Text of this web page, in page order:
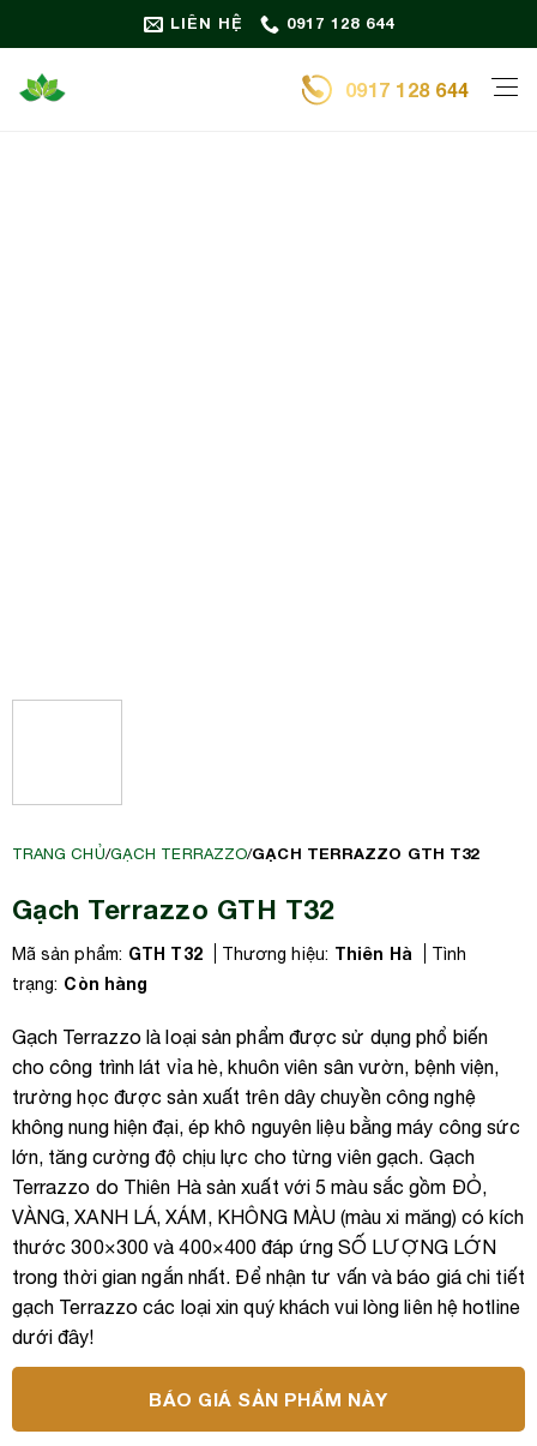
qua
dung
LIÊN HỆ 0917 128 644
0917 128 644
TRANG CHỦ/GẠCH TERRAZZO/GẠCH TERRAZZO GTH T32
Gạch Terrazzo GTH T32
Mã sản phẩm: GTH T32 Thương hiệu: Thiên Hà
Tình
trạng: Còn hàng
Gạch Terrazzo là loại sản phẩm được sử dụng phổ biến
cho công trình lát vỉa hè, khuôn viên sân vườn, bệnh viện,
trường học được sản xuất trên dây chuyền công nghệ
không nung hiện đại, ép khô nguyên liệu bằng máy công sức
lớn, tăng cường độ chịu lực cho từng viên gạch. Gạch
Terrazzo do Thiên Hà sản xuất với 5 màu sắc gồm ĐỎ,
VÀNG, XANH LÁ, XÁM, KHÔNG MÀU (màu xi măng) có kích
thước 300×300 và 400×400 đáp ứng SỐ LƯỢNG LỚN
trong thời gian ngắn nhất. Để nhận tư vấn và báo giá chi tiết
gạch Terrazzo các loại xin quý khách vui lòng liên hệ hotline
dưới đây!
BÁO GIÁ SẢN PHẨM NÀY